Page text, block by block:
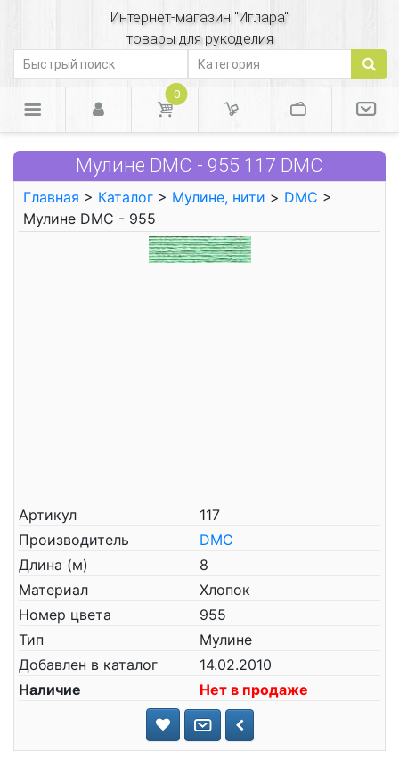
Интернет-магазин "Иглара"
товары для рукоделия
0
Мулине DMC - 955 117 DMC
Главная > Каталог > Мулине, нити > DMC >
Мулине DMC - 955
Артикул
117
Производитель
DMC
Длина (м)
8
Материал
Хлопок
Номер цвета
955
Тип
Мулине
Добавлен в каталог
14.02.2010
Наличие
Нет в продаже